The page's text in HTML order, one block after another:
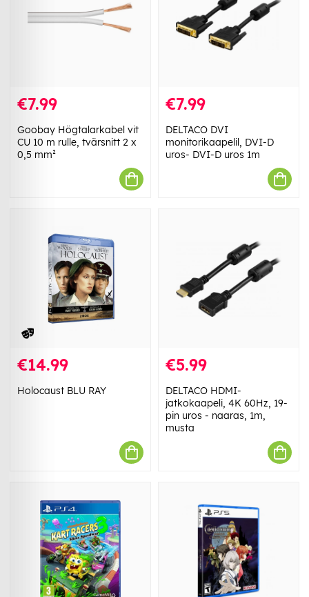
€7.99
Goobay Högtalarkabel vit
CU 10 m rulle, tvärsnitt 2 x
0,5 mm²
€7.99
DELTACO DVI
monitorikaapelil, DVI-D
uros- DVI-D uros 1m
€14.99
Holocaust BLU RAY
€5.99
DELTACO HDMI-
jatkokaapeli, 4K 60Hz, 19-
pin uros - naaras, 1m,
musta